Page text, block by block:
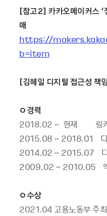
[참고2] 카카오메이커스 ‘
매
https://
b=item
[김혜일 디지털 접근성 책
ㅇ경력
2018.02 ~ 현재 링
2015.08 ~ 2018.01 디
2014.02 ~ 2015.07 다
2009.02 ~ 2010.05 엑
ㅇ수상
2021.04 고용노동부 주